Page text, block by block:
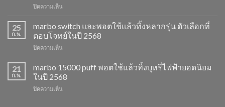
พอต
แล้ว
ทิ้ง
เลือก
นิยม
สำหรับ
2568
ปิดความเห็น
13k
grape
aloe
รสชาติ
ที่
ไม่
พลาด
25
ก.พ.
marbo switch และพอตใช้แล้วทิ้งหลากรุ่น ตัวเลือกที่
ตอบโจทย์ในปี 2568
ปิดความเห็น
switch
และ
พอต
ใช้
21
ก.พ.
marbo 15000 puff พอตใช้แล้วทิ้งบุหรี่ไฟฟ้ายอดนิยม
ในปี 2568
ปิดความเห็น